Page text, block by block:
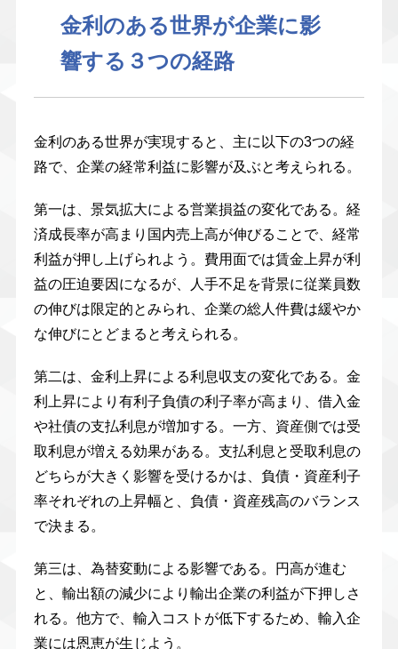
金利のある世界が企業に影
響する３つの経路
金利のある世界が実現すると、主に以下の3つの経
路で、企業の経常利益に影響が及ぶと考えられる。
第一は、景気拡大による営業損益の変化である。経
済成長率が高まり国内売上高が伸びることで、経常
利益が押し上げられよう。費用面では賃金上昇が利
益の圧迫要因になるが、人手不足を背景に従業員数
の伸びは限定的とみられ、企業の総人件費は緩やか
な伸びにとどまると考えられる。
第二は、金利上昇による利息収支の変化である。金
利上昇により有利子負債の利子率が高まり、借入金
や社債の支払利息が増加する。一方、資産側では受
取利息が増える効果がある。支払利息と受取利息の
どちらが大きく影響を受けるかは、負債・資産利子
率それぞれの上昇幅と、負債・資産残高のバランス
で決まる。
第三は、為替変動による影響である。円高が進む
と、輸出額の減少により輸出企業の利益が下押しさ
れる。他方で、輸入コストが低下するため、輸入企
業には恩恵が生じよう。